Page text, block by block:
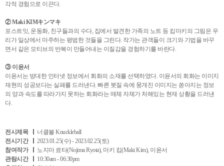
각적 경험으로 이끈다.
② Maki KIMキンマキ
포스트잇, 운동화, 친구들과의 수다, 집에서 발견한 가족의 노트 등 킴마키의 그림은 우
리가 일상에서 마주하는 평범한 것들을 그린다. 작가는 관객들이 크기와 기법을 바꾸
면서 같은 모티브의 반복이 만들어내는 이질감을 경험하기를 바란다.
③ 이윤서
이윤서는 방대한 인터넷 정보에서 회화의 소재를 선택하였다. 이윤서의 회화는 이미지
재현의 성공보다는 실패를 드러낸다. 빠른 붓질 속에 뭉개진 이미지는 쏟아지는 정보
의 양과 속도를 따라가지 못하는 회화라는 매체 자체가 처해있는 현재 상황을 드러낸
다.
전시제목
너클볼 Knuckleball
전시기간
2023.01.25(수) - 2023.02.25(토)
참여작가
노지마 료타(Nojima Ryota), 마키 킴(Maki Kim), 이윤서
관람시간
10:30am - 06:30pm